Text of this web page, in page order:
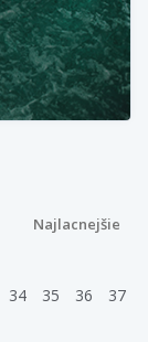
Najlacnejšie
34 35 36 37